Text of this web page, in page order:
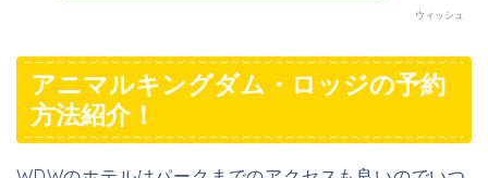
ウィッシュ
アニマルキングダム・ロッジの予約
方法紹介！